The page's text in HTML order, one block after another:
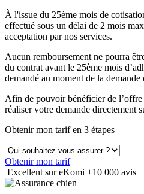
À l'issue du 25ème mois de
effectué sous un délai de 2 mois
acceptation par nos services.
Aucun remboursement ne pourra
du contrat avant le 25ème mois
demandé au moment de la demande
Afin de pouvoir bénéficier de
réaliser votre demande directement
Obtenir mon tarif en 3 étapes
Obtenir mon tarif
Excellent sur eKomi +10 000 avis